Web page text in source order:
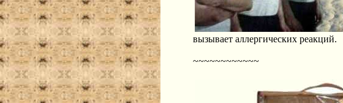
вызывает аллергических реакций.
~~~~~~~~~~~~